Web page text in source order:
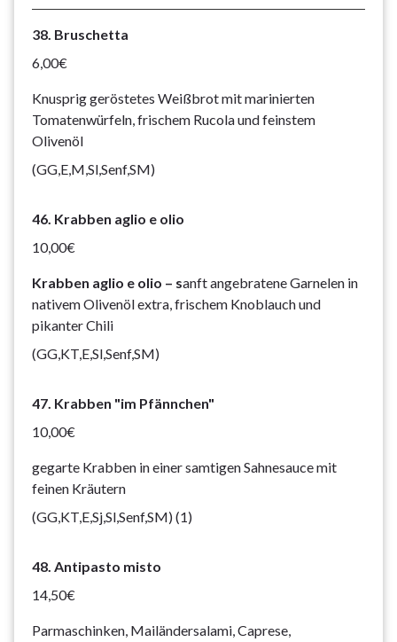
38. Bruschetta
6,00€
Knusprig geröstetes Weißbrot mit marinierten
Tomatenwürfeln, frischem Rucola und feinstem
Olivenöl
(GG,E,M,Sl,Senf,SM)
46. Krabben aglio e olio
10,00€
Krabben aglio e olio – sanft angebratene Garnelen in
nativem Olivenöl extra, frischem Knoblauch und
pikanter Chili
(GG,KT,E,Sl,Senf,SM)
47. Krabben "im Pfännchen"
10,00€
gegarte Krabben in einer samtigen Sahnesauce mit
feinen Kräutern
(GG,KT,E,Sj,Sl,Senf,SM) (1)
48. Antipasto misto
14,50€
Parmaschinken, Mailändersalami, Caprese,